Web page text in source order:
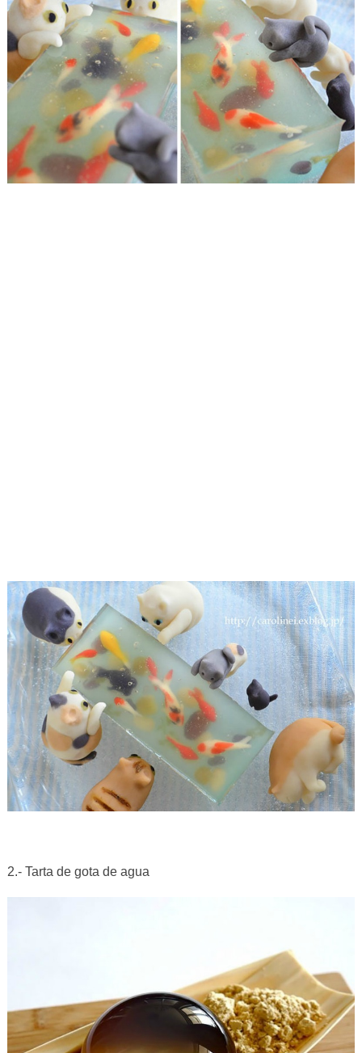
2.- Tarta de gota de agua